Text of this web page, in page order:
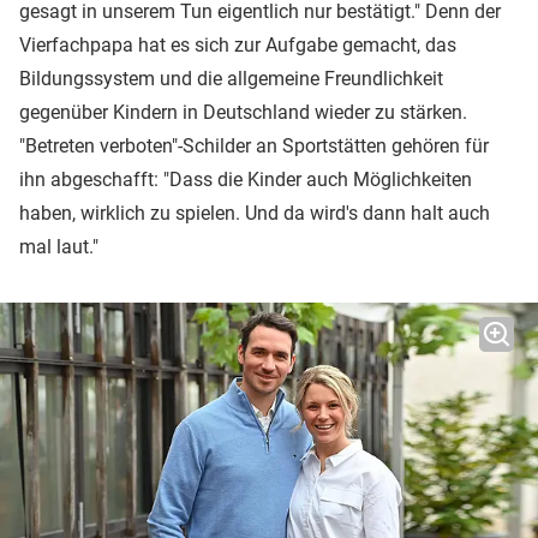
gesagt in unserem Tun eigentlich nur bestätigt." Denn der
Vierfachpapa hat es sich zur Aufgabe gemacht, das
Bildungssystem und die allgemeine Freundlichkeit
gegenüber Kindern in Deutschland wieder zu stärken.
"Betreten verboten"-Schilder an Sportstätten gehören für
ihn abgeschafft: "Dass die Kinder auch Möglichkeiten
haben, wirklich zu spielen. Und da wird's dann halt auch
mal laut."